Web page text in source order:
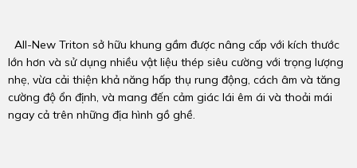
All-New Triton sở hữu khung gầm được nâng cấp với kích thước
lớn hơn và sử dụng nhiều vật liệu thép siêu cường với trọng lượng
nhẹ, vừa cải thiện khả năng hấp thụ rung động, cách âm và tăng
cường độ ổn định, và mang đến cảm giác lái êm ái và thoải mái
ngay cả trên những địa hình gồ ghề.